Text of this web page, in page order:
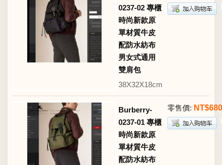
0237-02 專櫃
時尚新款原
單材質牛皮
配防水紡布
男女式通用
雙肩包
38X32X18cm
Burberry-
0237-01 專櫃
時尚新款原
單材質牛皮
配防水紡布
零售價: